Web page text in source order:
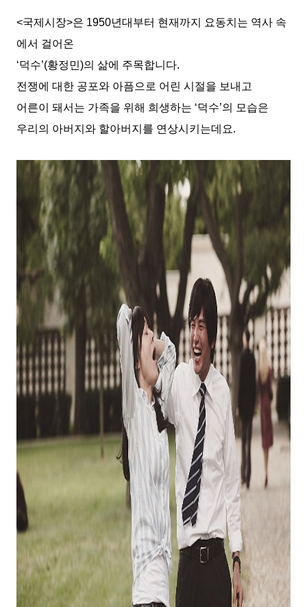
<국제시장>은 1950년대부터 현재까지 요동치는 역사 속
에서 걸어온
‘덕수’(황정민)의 삶에 주목합니다.
전쟁에 대한 공포와 아픔으로 어린 시절을 보내고
어른이 돼서는 가족을 위해 희생하는 ‘덕수’의 모습은
우리의 아버지와 할아버지를 연상시키는데요.